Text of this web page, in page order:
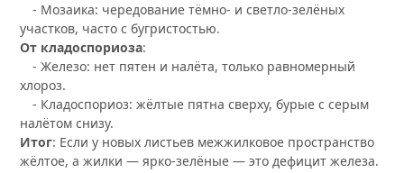
- Мозаика: чередование тёмно- и светло-зелёных
участков, часто с бугристостью.
От кладоспориоза:
- Железо: нет пятен и налёта, только равномерный
хлороз.
- Кладоспориоз: жёлтые пятна сверху, бурые с серым
налётом снизу.
Итог: Если у новых листьев межжилковое пространство
жёлтое, а жилки — ярко-зелёные — это дефицит железа.